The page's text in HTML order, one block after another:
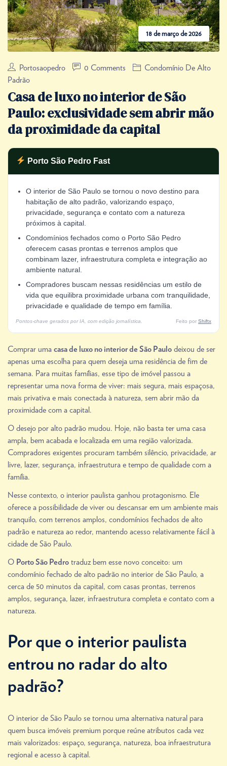
18 de março de 2026
Portosaopedro 0 Comments
Condomínio De Alto
Padrão
Casa de luxo no interior de São
Paulo: exclusividade sem abrir mão
da proximidade da capital
Porto São Pedro Fast
O interior de São Paulo se tornou o novo destino para
habitação de alto padrão, valorizando espaço,
privacidade, segurança e contato com a natureza
próximos à capital.
Condomínios fechados como o Porto São Pedro
oferecem casas prontas e terrenos amplos que
combinam lazer, infraestrutura completa e integração ao
ambiente natural.
Compradores buscam nessas residências um estilo de
vida que equilibra proximidade urbana com tranquilidade,
privacidade e qualidade de tempo em família.
Pontos-chave gerados por IA, com edição jornalística. Feito por Shiftx
Comprar uma casa de luxo no interior de São Paulo deixou de ser
apenas uma escolha para quem deseja uma residência de fim de
semana. Para muitas famílias, esse tipo de imóvel passou a
representar uma nova forma de viver: mais segura, mais espaçosa,
mais privativa e mais conectada à natureza, sem abrir mão da
proximidade com a capital.
O desejo por alto padrão mudou. Hoje, não basta ter uma casa
ampla, bem acabada e localizada em uma região valorizada.
Compradores exigentes procuram também silêncio, privacidade, ar
livre, lazer, segurança, infraestrutura e tempo de qualidade com a
família.
Nesse contexto, o interior paulista ganhou protagonismo. Ele
oferece a possibilidade de viver ou descansar em um ambiente mais
tranquilo, com terrenos amplos, condomínios fechados de alto
padrão e natureza ao redor, mantendo acesso relativamente fácil à
cidade de São Paulo.
O Porto São Pedro traduz bem esse novo conceito: um
condomínio fechado de alto padrão no interior de São Paulo, a
cerca de 50 minutos da capital, com casas prontas, terrenos
amplos, segurança, lazer, infraestrutura completa e contato com a
natureza.
Por que o interior paulista
entrou no radar do alto
padrão?
O interior de São Paulo se tornou uma alternativa natural para
quem busca imóveis premium porque reúne atributos cada vez
mais valorizados: espaço, segurança, natureza, boa infraestrutura
regional e acesso à capital.